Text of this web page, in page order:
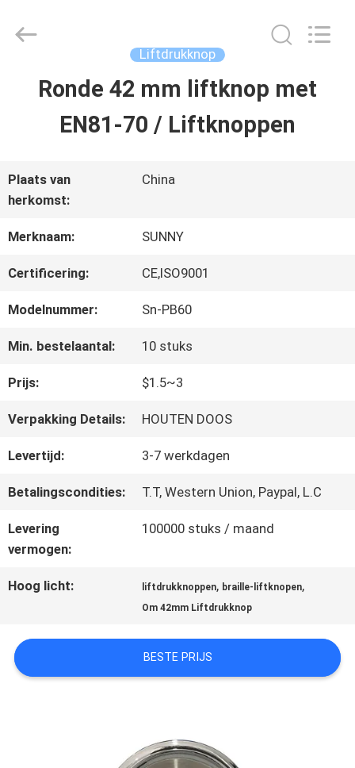
HUIS
VIDEO'S
ONGEVEER
ONS
KWALITEITSCONTROLE
CONTACTEER
NIEUWS
GEVALLEN
SUNNY
ELEVATOR
Liftdrukknop
Ronde 42 mm liftknop met
EN81-70 / Liftknoppen
Plaats van
herkomst:
China
Merknaam: SUNNY
Certificering: CE,ISO9001
Modelnummer: Sn-PB60
Min. bestelaantal: 10 stuks
Prijs: $1.5~3
Verpakking Details: HOUTEN DOOS
Levertijd: 3-7 werkdagen
Betalingscondities: T.T, Western Union, Paypal, L.C
Levering
vermogen:
100000 stuks / maand
Hoog licht: liftdrukknoppen, braille-liftknopen,
Om 42mm Liftdrukknop
BESTE PRIJS